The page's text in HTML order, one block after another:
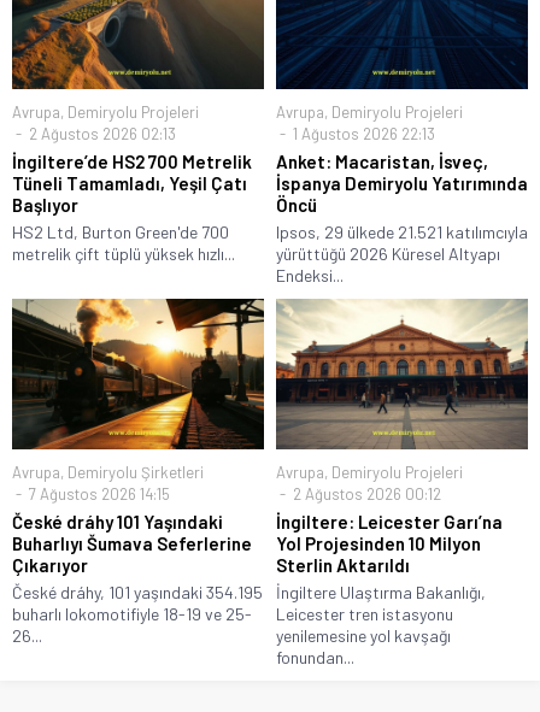
Avrupa, Demiryolu Projeleri
2 Ağustos 2026 02:13
İngiltere’de HS2 700 Metrelik
Tüneli Tamamladı, Yeşil Çatı
Başlıyor
HS2 Ltd, Burton Green'de 700
metrelik çift tüplü yüksek hızlı...
Avrupa, Demiryolu Projeleri
1 Ağustos 2026 22:13
Anket: Macaristan, İsveç,
İspanya Demiryolu Yatırımında
Öncü
Ipsos, 29 ülkede 21.521 katılımcıyla
yürüttüğü 2026 Küresel Altyapı
Endeksi...
Avrupa, Demiryolu Şirketleri
7 Ağustos 2026 14:15
České dráhy 101 Yaşındaki
Buharlıyı Šumava Seferlerine
Çıkarıyor
České dráhy, 101 yaşındaki 354.195
buharlı lokomotifiyle 18-19 ve 25-
26...
Avrupa, Demiryolu Projeleri
2 Ağustos 2026 00:12
İngiltere: Leicester Garı’na
Yol Projesinden 10 Milyon
Sterlin Aktarıldı
İngiltere Ulaştırma Bakanlığı,
Leicester tren istasyonu
yenilemesine yol kavşağı
fonundan...